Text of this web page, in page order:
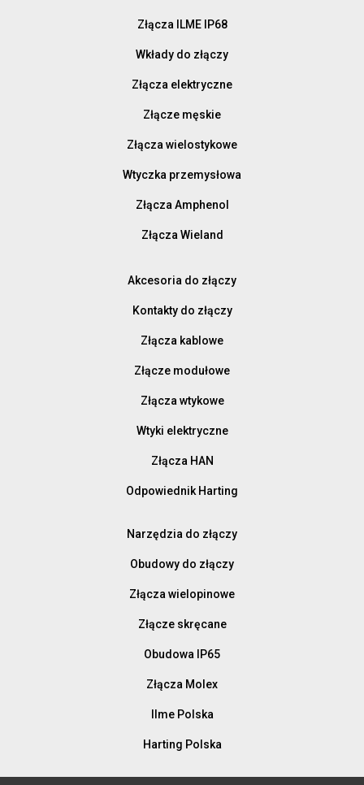
Złącza ILME IP68
Wkłady do złączy
Złącza elektryczne
Złącze męskie
Złącza wielostykowe
Wtyczka przemysłowa
Złącza Amphenol
Złącza Wieland
Akcesoria do złączy
Kontakty do złączy
Złącza kablowe
Złącze modułowe
Złącza wtykowe
Wtyki elektryczne
Złącza HAN
Odpowiednik Harting
Narzędzia do złączy
Obudowy do złączy
Złącza wielopinowe
Złącze skręcane
Obudowa IP65
Złącza Molex
Ilme Polska
Harting Polska